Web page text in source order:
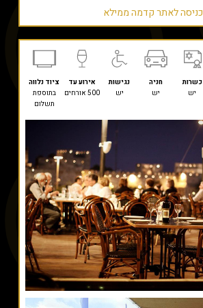
כניסה לאתר קדמה ממילא
כשרות חניה נגישות אירוע עד
ציוד נלווה
יש יש יש 500 אורחים
בתוספת
תשלום